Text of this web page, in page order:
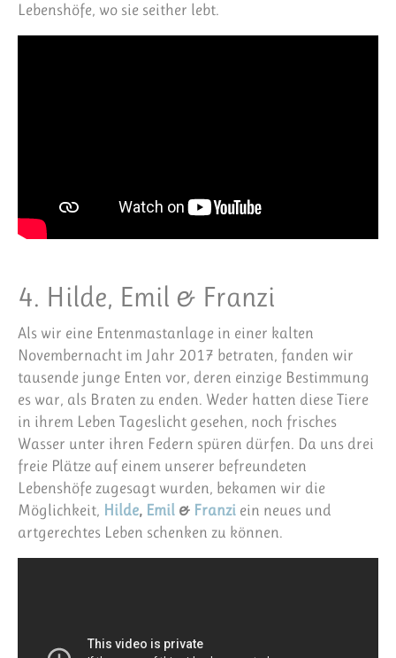
Lebenshöfe, wo sie seither lebt.
4. Hilde, Emil & Franzi
Als wir eine Entenmastanlage in einer kalten
Novembernacht im Jahr 2017 betraten, fanden wir
tausende junge Enten vor, deren einzige Bestimmung
es war, als Braten zu enden. Weder hatten diese Tiere
in ihrem Leben Tageslicht gesehen, noch frisches
Wasser unter ihren Federn spüren dürfen. Da uns drei
freie Plätze auf einem unserer befreundeten
Lebenshöfe zugesagt wurden, bekamen wir die
Möglichkeit, Hilde, Emil & Franzi ein neues und
artgerechtes Leben schenken zu können.